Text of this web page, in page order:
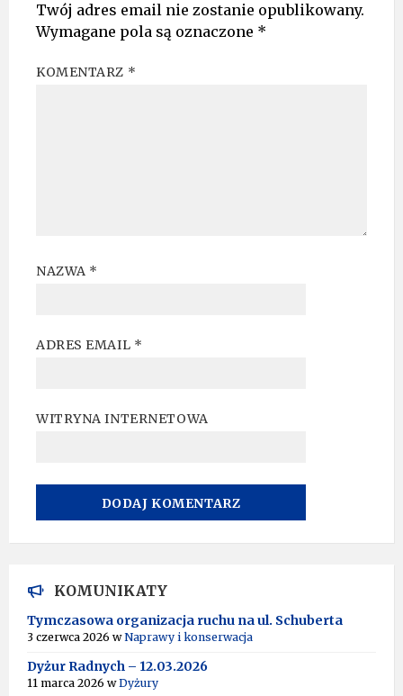
Twój adres email nie zostanie opublikowany.
Wymagane pola są oznaczone *
KOMENTARZ *
NAZWA *
ADRES EMAIL *
WITRYNA INTERNETOWA
T
E
R
N
T
I
KOMUNIKATY
Tymczasowa organizacja ruchu na ul. Schuberta
3 czerwca 2026 wNaprawy i konserwacja
Dyżur Radnych – 12.03.2026
11 marca 2026 wDyżury